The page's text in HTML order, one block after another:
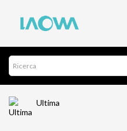
Ultima